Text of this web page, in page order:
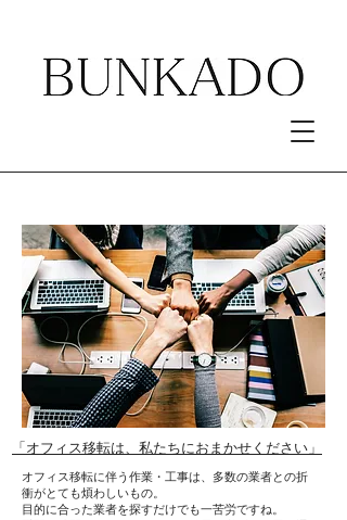
「オフィス移転は、私たちにおまかせください」
オフィス移転に伴う作業・工事は、多数の業者との折
衝がとても煩わしいもの。
目的に合った業者を探すだけでも一苦労ですね。